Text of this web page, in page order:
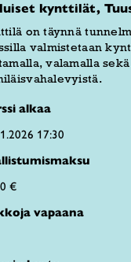
kynttilät,
on täynnä
valmistetaan
valamalla sekä
alkaa
17:30
€
vapaana